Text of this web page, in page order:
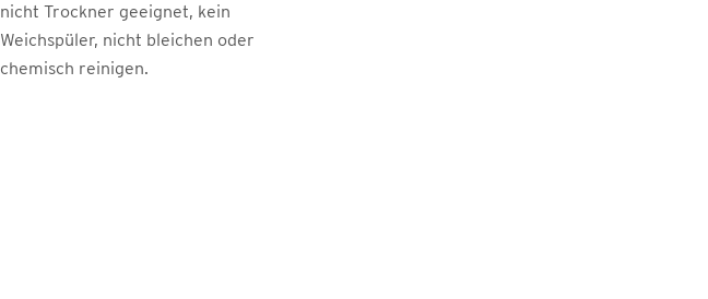
nicht Trockner geeignet, kein
Weichspüler, nicht bleichen oder
chemisch reinigen.